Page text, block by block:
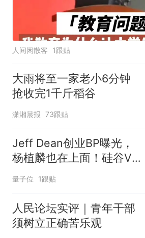
人间闲散客 1跟贴
大雨将至一家老小6分钟
抢收完1千斤稻谷
潇湘晨报 73跟贴
Jeff Dean创业BP曝光，
杨植麟也在上面！硅谷VC
抢破头送钱
量子位 1跟贴
人民论坛实评｜青年干部
须树立正确苦乐观